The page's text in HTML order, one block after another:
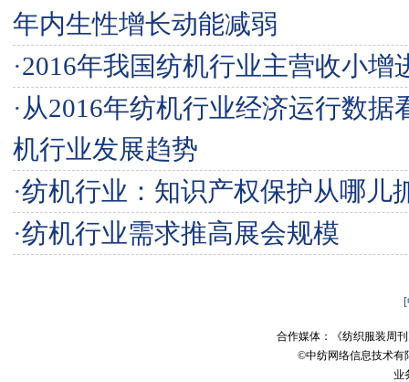
年内生性增长动能减弱
·2016年我国纺机行业主营收小增
·从2016年纺机行业经济运行数据
机行业发展趋势
·纺机行业：知识产权保护从哪儿
·纺机行业需求推高展会规模
合作媒体：《纺织服装周
©中纺网络信息技术
业